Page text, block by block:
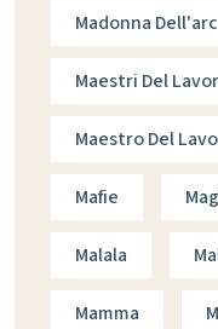
Madonna
Maestri Del
Maestro Del
Mafie
Malala
Mamma